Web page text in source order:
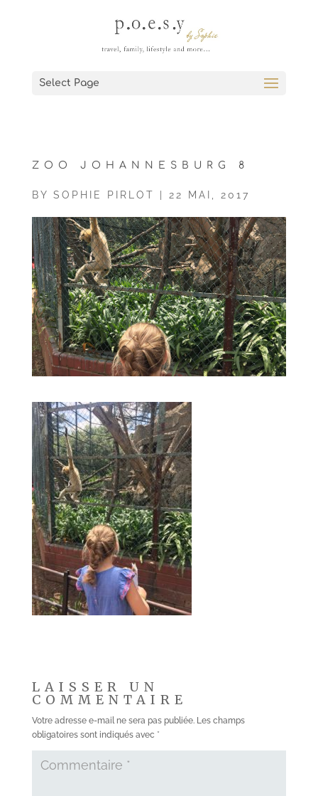
Select Page
ZOO JOHANNESBURG 8
BY SOPHIE PIRLOT 22 MAI, 2017
LAISSER UN
COMMENTAIRE
Votre adresse e-mail ne sera pas publiée. Les champs
obligatoires sont indiqués avec *